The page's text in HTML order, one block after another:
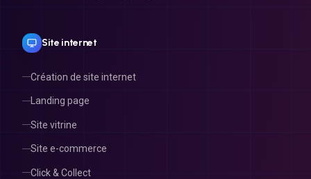
Site internet
Création de site internet
Landing page
Site vitrine
Site e-commerce
Click & Collect